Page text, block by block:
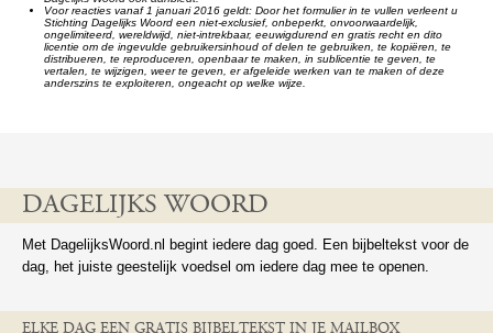
Voor reacties vanaf 1 januari 2016 geldt: Door het formulier in te vullen verleent u
Stichting Dagelijks Woord een niet-exclusief, onbeperkt, onvoorwaardelijk,
ongelimiteerd, wereldwijd, niet-intrekbaar, eeuwigdurend en gratis recht en dito
licentie om de ingevulde gebruikersinhoud of delen te gebruiken, te kopiëren, te
distribueren, te reproduceren, openbaar te maken, in sublicentie te geven, te
vertalen, te wijzigen, weer te geven, er afgeleide werken van te maken of deze
anderszins te exploiteren, ongeacht op welke wijze.
DAGELIJKS WOORD
Met DagelijksWoord.nl begint iedere dag goed. Een bijbeltekst voor de
dag, het juiste geestelijk voedsel om iedere dag mee te openen.
ELKE DAG EEN GRATIS BIJBELTEKST IN JE MAILBOX